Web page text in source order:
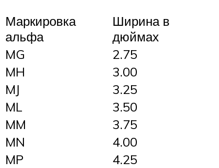
Маркировка
альфа
Ширина в
дюймах
MG
2.75
MH
3.00
MJ
3.25
ML
3.50
MM
3.75
MN
4.00
MP
4.25